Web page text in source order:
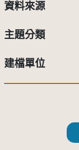
資料來源
主題分類
建檔單位